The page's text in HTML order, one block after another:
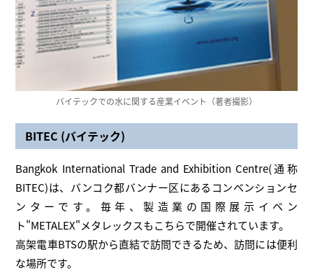
バイテックでの水に関する産業イベント（著者撮影）
BITEC (バイテック)
Bangkok International Trade and Exhibition Centre(通称
BITEC)は、バンコク都バンナー区にあるコンベンションセ
ンターです。毎年、製造業の国際展示イベン
ト"METALEX"メタレックスもこちらで開催されています。
高架電車BTSの駅から直結で訪問できるため、訪問には便利
な場所です。